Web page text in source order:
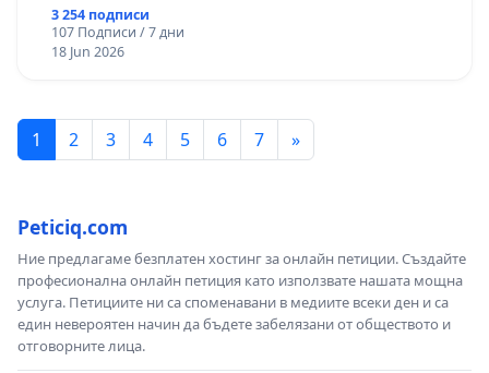
3 254 подписи
107 Подписи / 7 дни
18 Jun 2026
1 2 3 4 5 6 7 »
Peticiq.com
Ние предлагаме безплатен хостинг за онлайн петиции. Създайте
професионална онлайн петиция като използвате нашата мощна
услуга. Петициите ни са споменавани в медиите всеки ден и са
един невероятен начин да бъдете забелязани от обществото и
отговорните лица.